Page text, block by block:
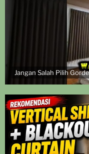
Jangan Salah Pilih